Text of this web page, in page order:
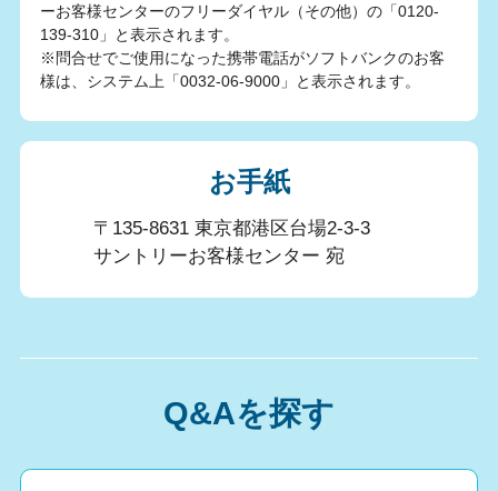
ーお客様センターのフリーダイヤル（その他）の「0120-
139-310」と表示されます。
※問合せでご使用になった携帯電話がソフトバンクのお客
様は、システム上「0032-06-9000」と表示されます。
お手紙
〒135-8631 東京都港区台場2-3-3
サントリーお客様センター 宛
Q&Aを探す